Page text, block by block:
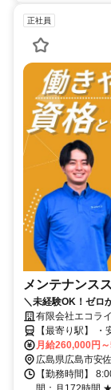
正社員
メンテナンス
＼未経験OK！ゼロ
業なし(月5h程度)◆
有限会社エコラ
【最寄り駅】
月給260,000円
広島県広島市安
【勤務時間】